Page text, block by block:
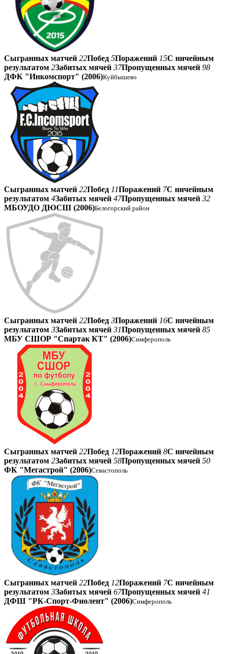
Сыгранных матчей 22Побед 5Поражений 15С ничейным
результатом 2Забитых мячей 37Пропущенных мячей 98
ДФК "Инкомспорт" (2006)Куйбышево
Сыгранных матчей 22Побед 11Поражений 7С ничейным
результатом 4Забитых мячей 47Пропущенных мячей 32
МБОУДО ДЮСШ (2006)Белогорский район
Сыгранных матчей 22Побед 3Поражений 16С ничейным
результатом 3Забитых мячей 31Пропущенных мячей 85
МБУ СШОР "Спартак КТ" (2006)Симферополь
Сыгранных матчей 22Побед 12Поражений 8С ничейным
результатом 2Забитых мячей 58Пропущенных мячей 50
ФК "Мегастрой" (2006)Севастополь
Сыгранных матчей 22Побед 12Поражений 7С ничейным
результатом 3Забитых мячей 67Пропущенных мячей 41
ДФШ "РК-Спорт-Фиолент" (2006)Симферополь